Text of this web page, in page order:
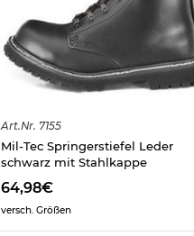
Art.Nr. 7155
Mil-Tec Springerstiefel Leder
schwarz mit Stahlkappe
64,98€
versch. Größen